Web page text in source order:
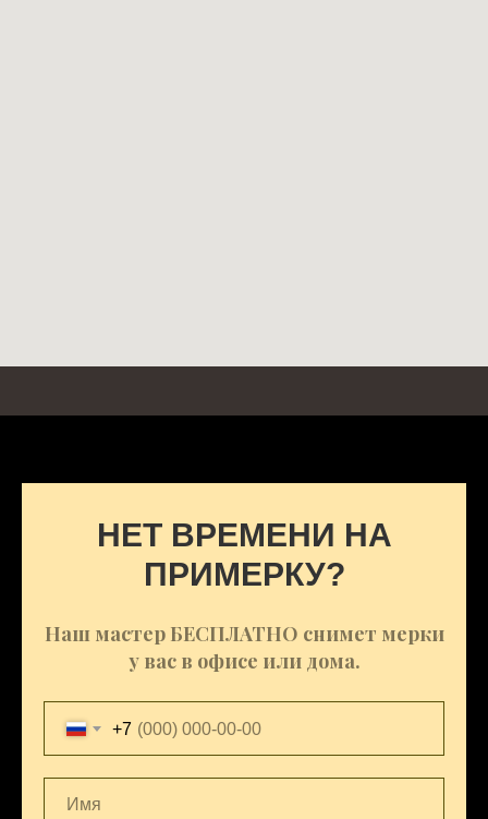
НЕТ ВРЕМЕНИ НА
ПРИМЕРКУ?
Наш мастер БЕСПЛАТНО снимет мерки
у вас в офисе или дома.
+7